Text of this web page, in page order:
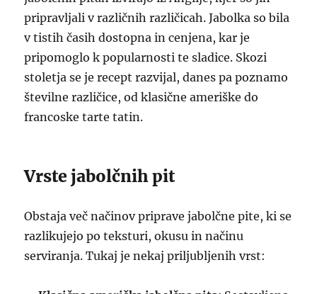
pripravljali v različnih različicah. Jabolka so bila
v tistih časih dostopna in cenjena, kar je
pripomoglo k popularnosti te sladice. Skozi
stoletja se je recept razvijal, danes pa poznamo
številne različice, od klasične ameriške do
francoske tarte tatin.
Vrste jabolčnih pit
Obstaja več načinov priprave jabolčne pite, ki se
razlikujejo po teksturi, okusu in načinu
serviranja. Tukaj je nekaj priljubljenih vrst: